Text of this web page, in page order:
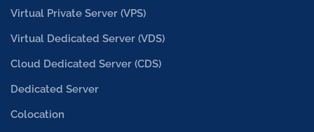
Virtual Private Server (VPS)
Virtual Dedicated Server (VDS)
Cloud Dedicated Server (CDS)
Dedicated Server
Colocation